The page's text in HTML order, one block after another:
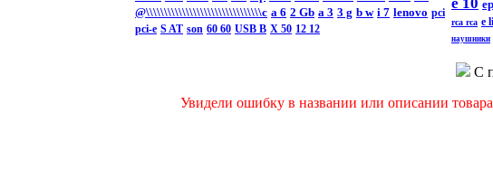
@\\\\\\\\\\\\\\\\\\\\\\\\\\\\\\\\c а 6 2 Gb а 3 3 g b w i 7 lenovo pci
pci-e S AT son 60 60 USB B X 50 12 12
e 10
rca rca e
наушники
С
Увидели ошибку в названии или описании